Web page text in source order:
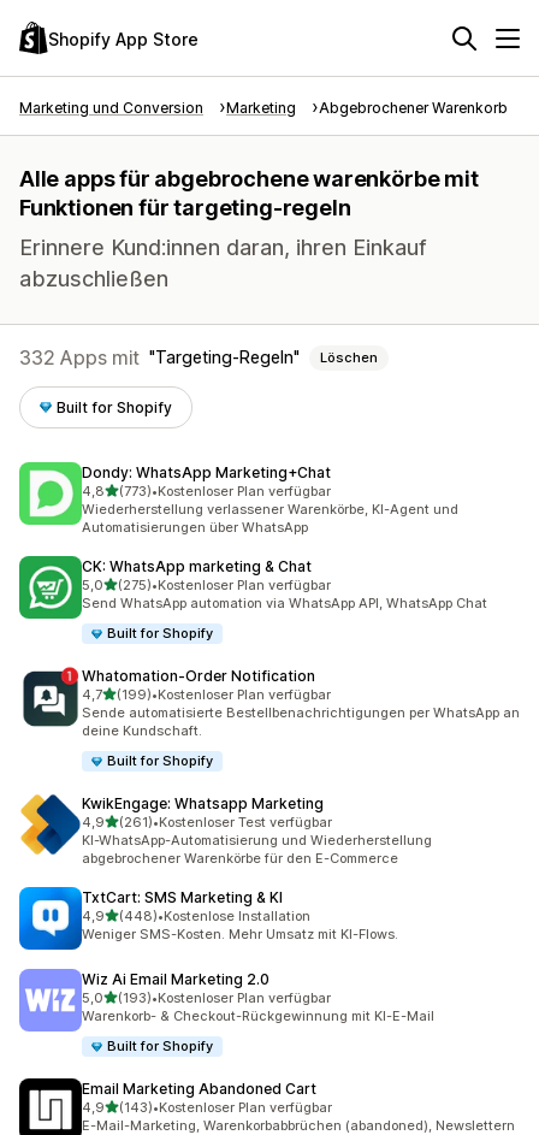
Shopify App Store
Marketing und Conversion Marketing Abgebrochener Warenkorb
Alle apps für abgebrochene warenkörbe mit
Funktionen für targeting-regeln
Erinnere Kund:innen daran, ihren Einkauf
abzuschließen
332 Apps mit Targeting-Regeln Löschen
Built for Shopify
Dondy: WhatsApp Marketing+Chat
4,8von 5 Sternen
(773)
773 Rezensionen insgesamt
•Kostenloser Plan verfügbar
Wiederherstellung verlassener Warenkörbe, KI-Agent und
Automatisierungen über WhatsApp
CK: WhatsApp marketing & Chat
5,0von 5 Sternen
(275)
275 Rezensionen insgesamt
•Kostenloser Plan verfügbar
Send WhatsApp automation via WhatsApp API, WhatsApp Chat
Built for Shopify
Whatomation‑Order Notification
4,7von 5 Sternen
(199)
199 Rezensionen insgesamt
•Kostenloser Plan verfügbar
Sende automatisierte Bestellbenachrichtigungen per WhatsApp an
deine Kundschaft.
Built for Shopify
KwikEngage: Whatsapp Marketing
4,9von 5 Sternen
(261)
261 Rezensionen insgesamt
•Kostenloser Test verfügbar
KI-WhatsApp-Automatisierung und Wiederherstellung
abgebrochener Warenkörbe für den E-Commerce
TxtCart: SMS Marketing & KI
4,9von 5 Sternen
(448)
448 Rezensionen insgesamt
•Kostenlose Installation
Weniger SMS-Kosten. Mehr Umsatz mit KI-Flows.
Wiz Ai Email Marketing 2.0
5,0von 5 Sternen
(193)
193 Rezensionen insgesamt
•Kostenloser Plan verfügbar
Warenkorb- & Checkout-Rückgewinnung mit KI-E-Mail
Built for Shopify
Email Marketing Abandoned Cart
4,9von 5 Sternen
(143)
143 Rezensionen insgesamt
•Kostenloser Plan verfügbar
E-Mail-Marketing, Warenkorbabbrüchen (abandoned), Newslettern